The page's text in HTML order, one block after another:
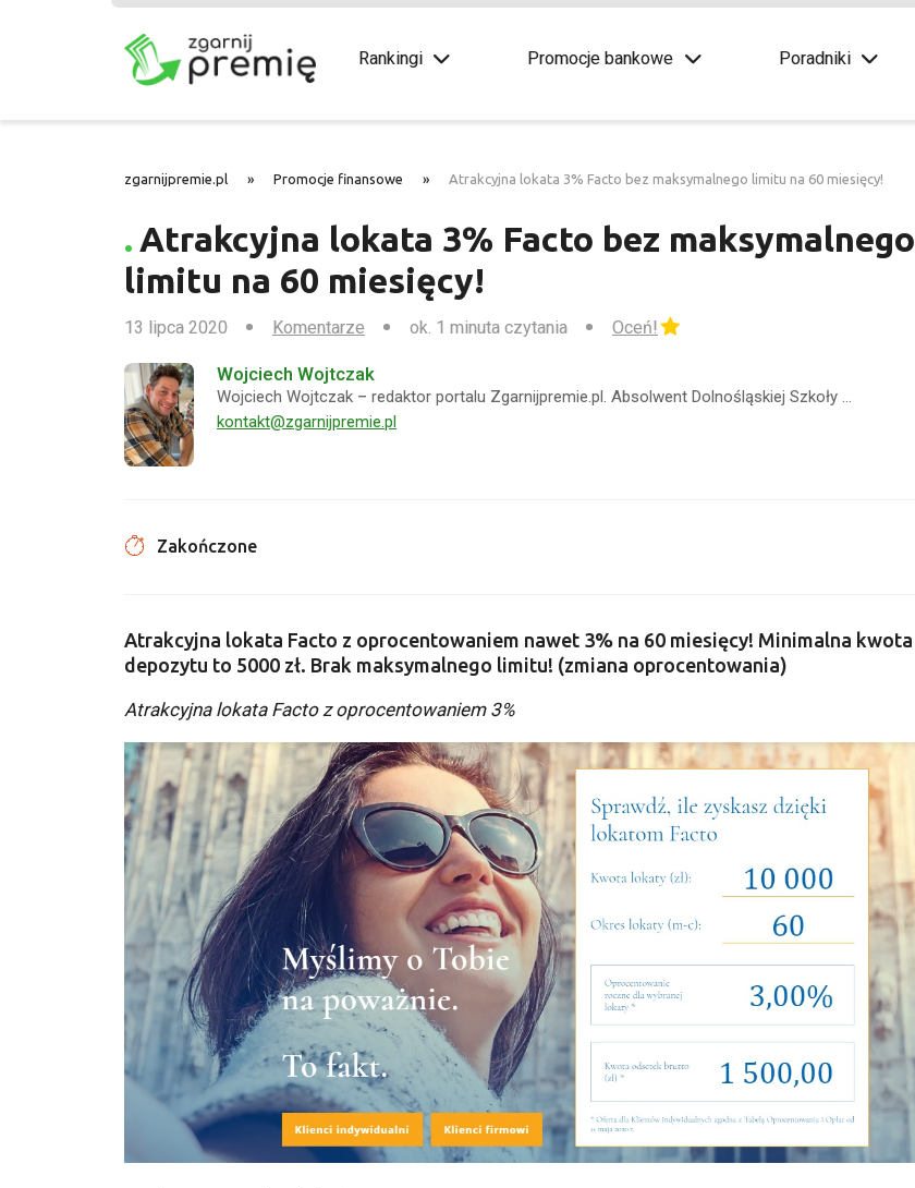
Rankingi Promocje bankowe Poradniki
zgarnijpremie.pl » Promocje finansowe » Atrakcyjna lokata 3% Facto bez maksymalnego limitu na 60 miesięcy!
Atrakcyjna lokata 3% Facto bez maksymalnego
limitu na 60 miesięcy!
13 lipca 2020 Komentarze ok. 1 minuta czytania Oceń!
Wojciech Wojtczak
Wojciech Wojtczak – redaktor portalu Zgarnijpremie.pl. Absolwent Dolnośląskiej Szkoły …
kontakt@zgarnijpremie.pl
Zakończone
Atrakcyjna lokata Facto z oprocentowaniem nawet 3% na 60 miesięcy! Minimalna kwota
depozytu to 5000 zł. Brak maksymalnego limitu! (zmiana oprocentowania)
Atrakcyjna lokata Facto z oprocentowaniem 3%